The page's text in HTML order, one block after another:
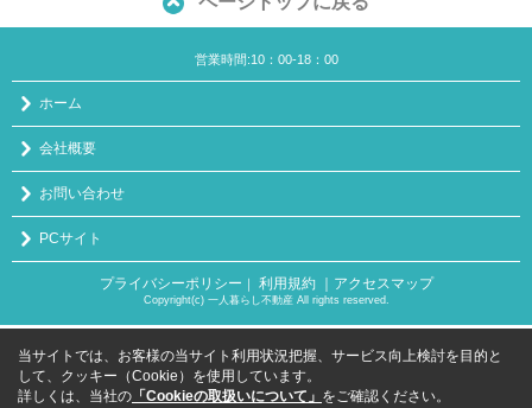
営業時間:10：00-18：00
ホーム
会社概要
お問い合わせ
PCサイト
プライバシーポリシー 利用規約 ｜アクセスマップ
Copyright(c) 一人暮らし不動産 All rights reserved.
当サイトでは、お客様の当サイト利用状況把握、サービス向上検討を目的と
して、クッキー（Cookie）を使用しています。
詳しくは、当社の 「Cookieの取扱いについて」 をご確認ください。